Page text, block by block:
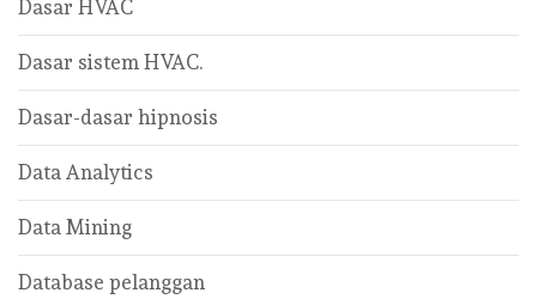
Dasar HVAC
Dasar sistem HVAC.
Dasar-dasar hipnosis
Data Analytics
Data Mining
Database pelanggan